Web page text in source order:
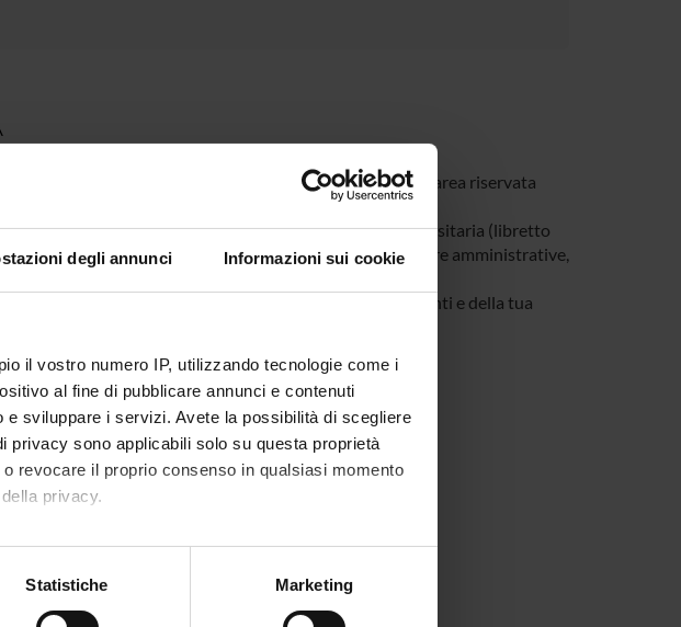
degli annunci Informazioni sui cookie
il vostro numero IP, utilizzando tecnologie come i
al fine di pubblicare annunci e contenuti
sviluppare i servizi. Avete la possibilità di scegliere
sono applicabili solo su questa proprietà
revocare il proprio consenso in qualsiasi momento
privacy.
di qualche metro,
Statistiche Marketing
tutti gli avvisi relativi al tuo corso di studi nella tua area riservata
risorse e servizi utili che riguardano la tua carriera universitaria (libretto
email istituzionale, modulistica di segreteria, procedure amministrative,
così potrai ricevere notifica di tutti gli avvisi dei tuoi docenti e della tua